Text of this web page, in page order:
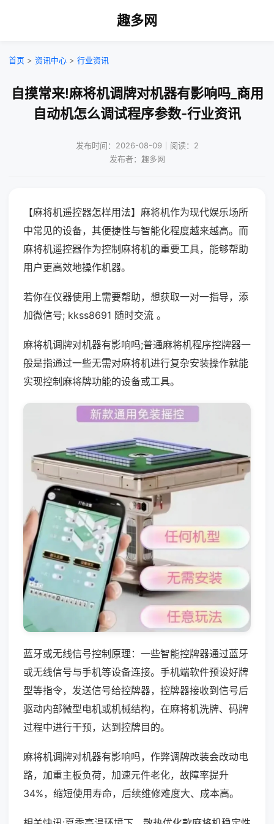
趣多网
首页 > 资讯中心 > 行业资讯
自摸常来!麻将机调牌对机器有影响吗_商用
自动机怎么调试程序参数-行业资讯
发布时间：2026-08-09｜阅读：2
发布者：趣多网
【麻将机遥控器怎样用法】麻将机作为现代娱乐场所
中常见的设备，其便捷性与智能化程度越来越高。而
麻将机遥控器作为控制麻将机的重要工具，能够帮助
用户更高效地操作机器。
若你在仪器使用上需要帮助，想获取一对一指导，添
加微信号; kkss8691 随时交流 。
麻将机调牌对机器有影响吗;普通麻将机程序控牌器一
般是指通过一些无需对麻将机进行复杂安装操作就能
实现控制麻将牌功能的设备或工具。
蓝牙或无线信号控制原理：一些智能控牌器通过蓝牙
或无线信号与手机等设备连接。手机端软件预设好牌
型等指令，发送信号给控牌器，控牌器接收到信号后
驱动内部微型电机或机械结构，在麻将机洗牌、码牌
过程中进行干预，达到控牌目的。
麻将机调牌对机器有影响吗，作弊调牌改装会改动电
路，加重主板负荷，加速元件老化，故障率提升
34%，缩短使用寿命，后续维修难度大、成本高。